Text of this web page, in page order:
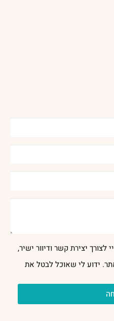
יצירת קשר ודיוור ישיר,
ידוע לי שאוכל לבטל את